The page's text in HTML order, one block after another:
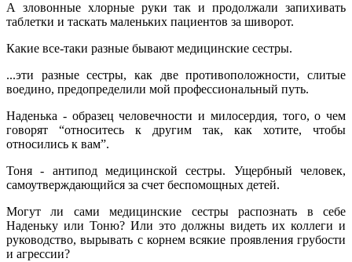
А зловонные хлорные руки так и продолжали запихивать
таблетки и таскать маленьких пациентов за шиворот.
Какие все-таки разные бывают медицинские сестры.
...эти разные сестры, как две противоположности, слитые
воедино, предопределили мой профессиональный путь.
Наденька - образец человечности и милосердия, того, о чем
говорят “относитесь к другим так, как хотите, чтобы
относились к вам”.
Тоня - антипод медицинской сестры. Ущербный человек,
самоутверждающийся за счет беспомощных детей.
Могут ли сами медицинские сестры распознать в себе
Наденьку или Тоню? Или это должны видеть их коллеги и
руководство, вырывать с корнем всякие проявления грубости
и агрессии?